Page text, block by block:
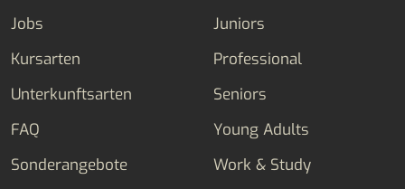
Jobs
Kursarten
Unterkunftsarten
FAQ
Sonderangebote
Juniors
Professional
Seniors
Young Adults
Work & Study